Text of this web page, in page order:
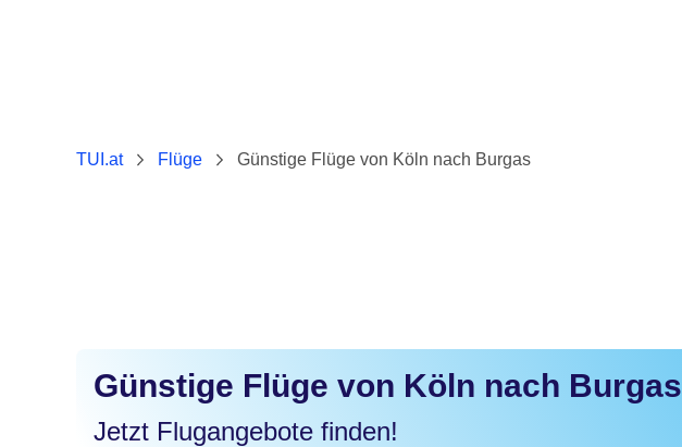
TUI.at Flüge Günstige Flüge von Köln nach Burgas
Günstige Flüge von Köln nach Burgas
Jetzt Flugangebote finden!